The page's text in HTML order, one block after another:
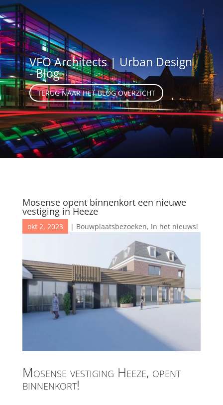
VFO Architects | Urban Design
- Blog
TERUG NAAR HET BLOG OVERZICHT
Mosense opent binnenkort een nieuwe
vestiging in Heeze
okt 2, 2023 | Bouwplaatsbezoeken, In het nieuws!
Mosense vestiging Heeze, opent
binnenkort!